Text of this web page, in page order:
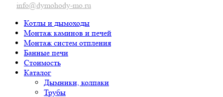
info@dymohody-mo.ru
Котлы и дымоходы
Монтаж каминов и печей
Монтаж систем отпления
Банные печи
Стоимость
Каталог
Дымники, колпаки
Трубы